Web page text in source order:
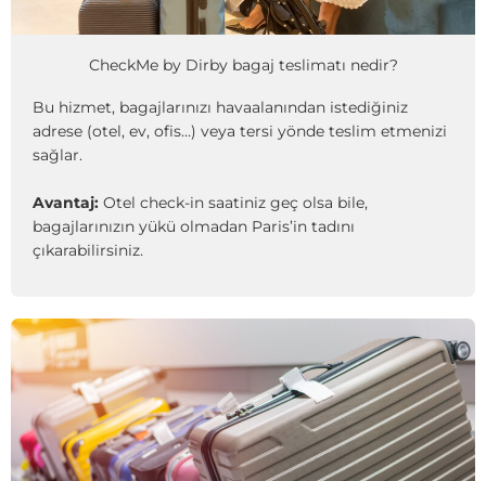
CheckMe by Dirby bagaj teslimatı nedir?
Bu hizmet, bagajlarınızı havaalanından istediğiniz
adrese (otel, ev, ofis…) veya tersi yönde teslim etmenizi
sağlar.
Avantaj: Otel check-in saatiniz geç olsa bile,
bagajlarınızın yükü olmadan Paris’in tadını
çıkarabilirsiniz.